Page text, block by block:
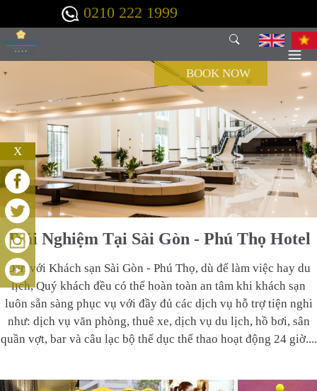
Nhảy đến nội dung0210 222 1999
BOOK NOW
X
Trải Nghiệm Tại Sài Gòn - Phú Thọ Hotel
Đến với Khách sạn Sài Gòn - Phú Thọ, dù để làm việc hay du
lịch, Quý khách đều có thể hoàn toàn an tâm khi khách sạn
luôn sẵn sàng phục vụ với đầy đủ các dịch vụ hỗ trợ tiện nghi
như: dịch vụ văn phòng, thuê xe, dịch vụ du lịch, hồ bơi, sân
quần vợt, bar và câu lạc bộ thể dục thể thao hoạt động 24 giờ....